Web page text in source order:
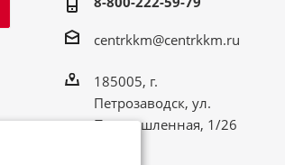
centrkkm@centrkkm.ru
185005, г.
Петрозаводск, ул.
Промышленная, 1/26